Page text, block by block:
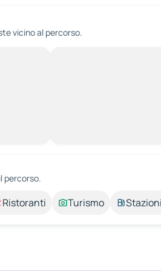
vicino al percorso.
percorso.
Ristoranti Turismo